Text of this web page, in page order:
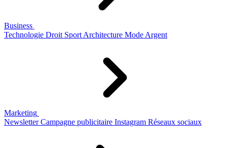
Business
Technologie Droit Sport Architecture Mode Argent
Marketing
Newsletter Campagne publicitaire Instagram Réseaux sociaux